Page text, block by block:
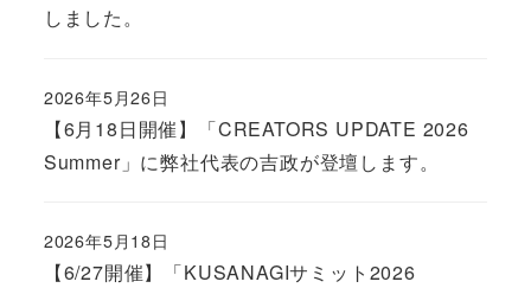
しました。
【6月18日開催】「CREATORS UPDATE 2026
Summer」に弊社代表の吉政が登壇します。
Published
2026年5月26日
【6/27開催】「KUSANAGIサミット2026
Published
2026年5月18日